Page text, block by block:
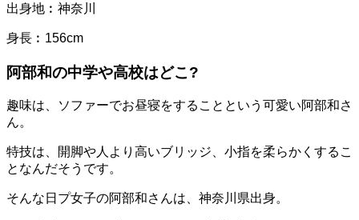
出身地︰神奈川
身長︰156cm
阿部和の中学や高校はどこ?
趣味は、ソファーでお昼寝をすることという可愛い阿部和さ
ん。
特技は、開脚や人より高いブリッジ、小指を柔らかくするこ
となんだそうです。
そんな日プ女子の阿部和さんは、神奈川県出身。